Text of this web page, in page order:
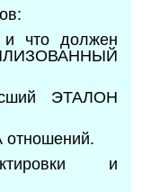
что должен
ЭТАЛОН
и